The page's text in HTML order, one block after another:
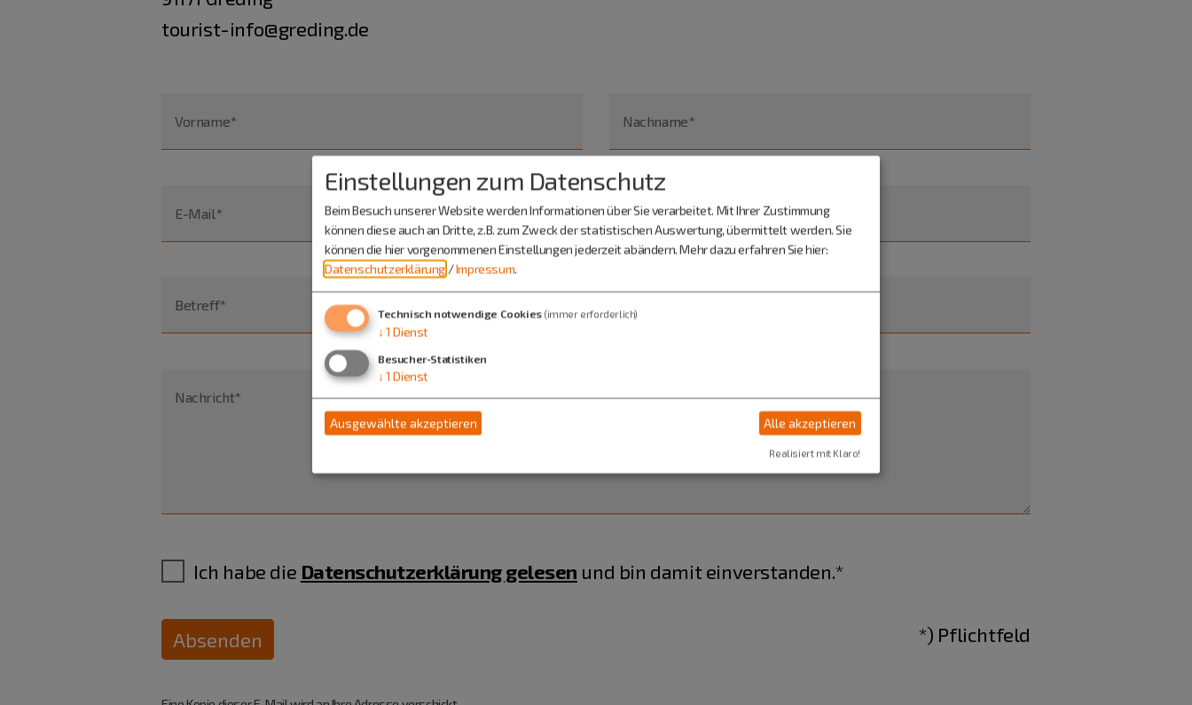
tourist-info@greding.de
Vorname* Nachname*
E-Mail*
Betreff*
Nachricht*
Ich habe die Datenschutzerklärung gelesen und bin damit einverstanden.*
Absenden *) Pflichtfeld
Einstellungen zum Datenschutz
Beim Besuch unserer Website werden Informationen über Sie verarbeitet. Mit Ihrer Zustimmung
können diese auch an Dritte, z.B. zum Zweck der statistischen Auswertung, übermittelt werden. Sie
können die hier vorgenommenen Einstellungen jederzeit abändern. Mehr dazu erfahren Sie hier:
Datenschutzerklärung /Impressum.
Technisch notwendige Cookies (immer erforderlich)
↓ 1 Dienst
Besucher-Statistiken
↓ 1 Dienst
Ausgewählte akzeptieren Alle akzeptieren
Realisiert mit Klaro!